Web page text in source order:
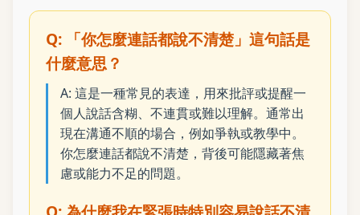
Q: 「你怎麼連話都說不清楚」這句話是
什麼意思？
A: 這是一種常見的表達，用來批評或提醒一
個人說話含糊、不連貫或難以理解。通常出
現在溝通不順的場合，例如爭執或教學中。
你怎麼連話都說不清楚，背後可能隱藏著焦
慮或能力不足的問題。